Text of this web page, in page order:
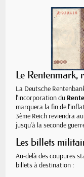
Le
La Deutsche
l'incorporation du
marquera la fin de
3ème Reich reviendra
jusqu'à la seconde
Les billets
Au-delà des coupures
billets à destination :